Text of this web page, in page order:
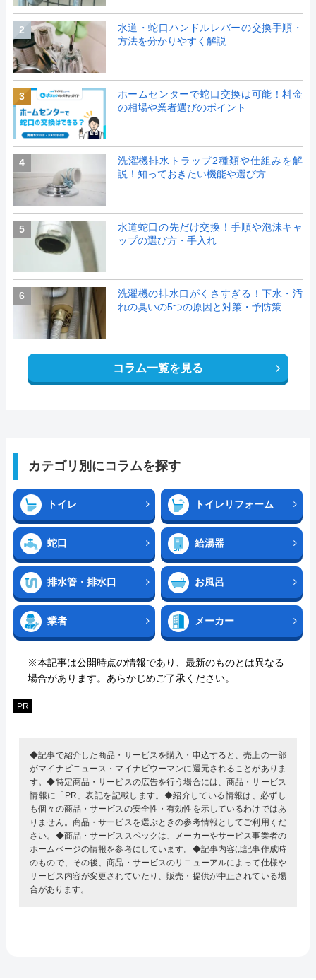
2
水道・蛇口ハンドルレバーの交換手順・
方法を分かりやすく解説
3
ホームセンターで蛇口交換は可能！料金
の相場や業者選びのポイント
4
洗濯機排水トラップ2種類や仕組みを解
説！知っておきたい機能や選び方
5
水道蛇口の先だけ交換！手順や泡沫キャ
ップの選び方・手入れ
6
洗濯機の排水口がくさすぎる！下水・汚
れの臭いの5つの原因と対策・予防策
コラム一覧を見る
カテゴリ別にコラムを探す
トイレ トイレリフォーム
蛇口 給湯器
排水管・排水口 お風呂
業者 メーカー
※本記事は公開時点の情報であり、最新のものとは異なる
場合があります。あらかじめご了承ください。
PR
◆記事で紹介した商品・サービスを購入・申込すると、売上の一部
がマイナビニュース・マイナビウーマンに還元されることがありま
す。◆特定商品・サービスの広告を行う場合には、商品・サービス
情報に「PR」表記を記載します。◆紹介している情報は、必ずし
も個々の商品・サービスの安全性・有効性を示しているわけではあ
りません。商品・サービスを選ぶときの参考情報としてご利用くだ
さい。◆商品・サービススペックは、メーカーやサービス事業者の
ホームページの情報を参考にしています。◆記事内容は記事作成時
のもので、その後、商品・サービスのリニューアルによって仕様や
サービス内容が変更されていたり、販売・提供が中止されている場
合があります。